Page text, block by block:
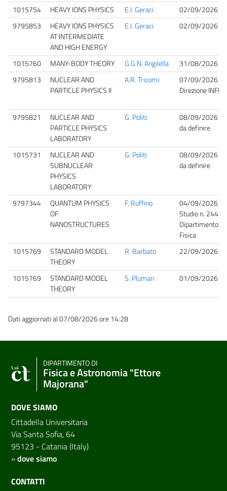
1015754
HEAVY IONS PHYSICS E.I. Geraci
02/09/2026
9795853
HEAVY IONS PHYSICS
AT INTERMEDIATE
AND HIGH ENERGY
E.I. Geraci 02/09/2026
1015760 MANY-BODY THEORY G.G.N. Angilella
31/08/2026
9795813
NUCLEAR AND
PARTICLE PHYSICS II
A.R. Tricomi
07/09/2026
Direzione INFN
9795821
NUCLEAR AND
PARTICLE PHYSICS
LABORATORY
G. Politi
08/09/2026
da definire
1015731
NUCLEAR AND
SUBNUCLEAR
PHYSICS
LABORATORY
G. Politi
08/09/2026
da definire
9797344
QUANTUM PHYSICS
OF
NANOSTRUCTURES
F. Ruffino
04/09/2026
Studio n. 244-
Dipartimento di
Fisica
1015769
STANDARD MODEL
THEORY
R. Barbato 22/09/2026
1015769
STANDARD MODEL
THEORY
S. Plumari 01/09/2026
Dati aggiornati al 07/08/2026 ore 14:28
DIPARTIMENTO DI
Fisica e Astronomia "Ettore
Majorana"
DOVE SIAMO
Cittadella Universitaria
Via Santa Sofia, 64
95123 - Catania (Italy)
»dove siamo
CONTATTI